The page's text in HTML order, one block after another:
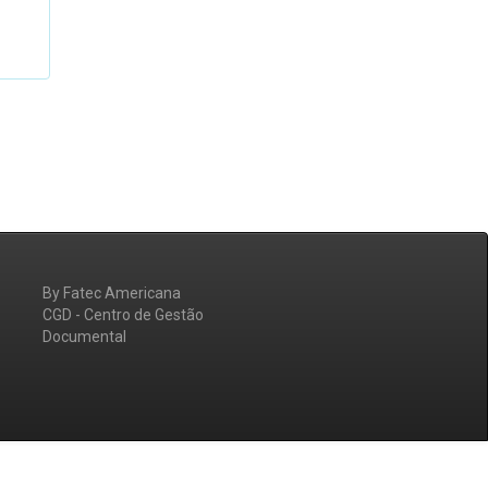
By Fatec Americana
CGD - Centro de Gestão
Documental